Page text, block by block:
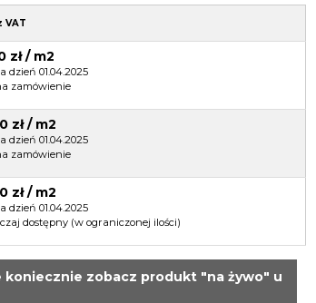
VAT
zł / m2
dzień 01.04.2025
zamówienie
zł / m2
dzień 01.04.2025
zamówienie
zł / m2
dzień 01.04.2025
dostępny (w ograniczonej ilości)
koniecznie zobacz produkt "na żywo" u